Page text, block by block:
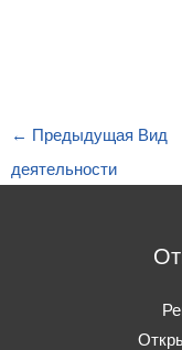
← Предыдущая Вид
деятельности